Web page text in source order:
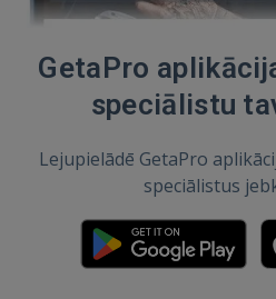
GetaPro
speciālistu
Lejupielādē GetaPro
speciālistus